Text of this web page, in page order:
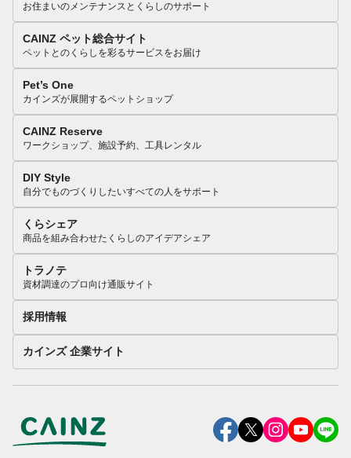
お住まいのメンテナンスとくらしのサポート
CAINZ ペット総合サイト
ペットとのくらしを彩るサービスをお届け
Pet’s One
カインズが展開するペットショップ
CAINZ Reserve
ワークショップ、施設予約、工具レンタル
DIY Style
自分でものづくりしたいすべての人をサポート
くらシェア
商品を組み合わせたくらしのアイデアシェア
トラノテ
資材調達のプロ向け通販サイト
採用情報
カインズ 企業サイト